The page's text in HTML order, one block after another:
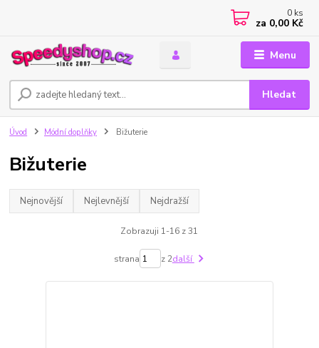
Menu
Hledat
0 ks
za 0,00 Kč
Úvod Módní doplňky Bižuterie
Bižuterie
Nejnovější Nejlevnější Nejdražší
Zobrazuji 1-16 z 31
strana z 2další